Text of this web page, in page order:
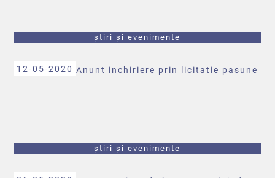
știri și evenimente
12-05-2020 Anunt inchiriere prin licitatie pasune
știri și evenimente